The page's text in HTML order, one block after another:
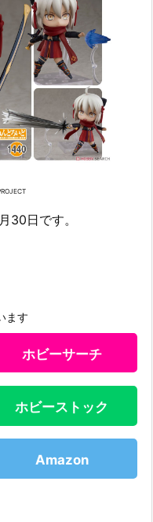
30日です。
ます
ホビーサーチ
ホビーストック
Amazon